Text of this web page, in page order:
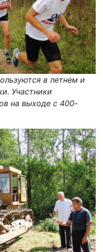
в летнем и
Участники
на выходе с 400-